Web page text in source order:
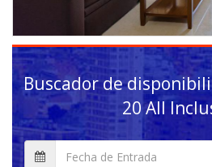
Buscador de
20 All